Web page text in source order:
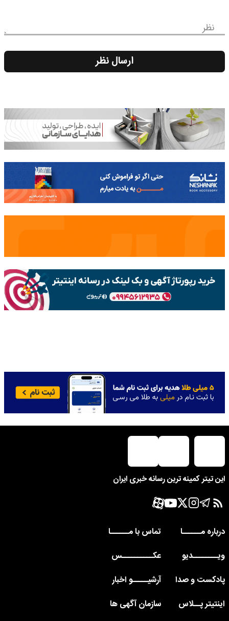
نظر
ارسال نظر
این تیتر کمینه ترین رسانه خبری ایران
درباره مــــــا
تماس با مــــــا
ویــــــــدیو
عکــــــــــس
پادکست و صدا
آرشیـــــو اخبار
اینتیتر پــلاس
سازمان آگهی ها